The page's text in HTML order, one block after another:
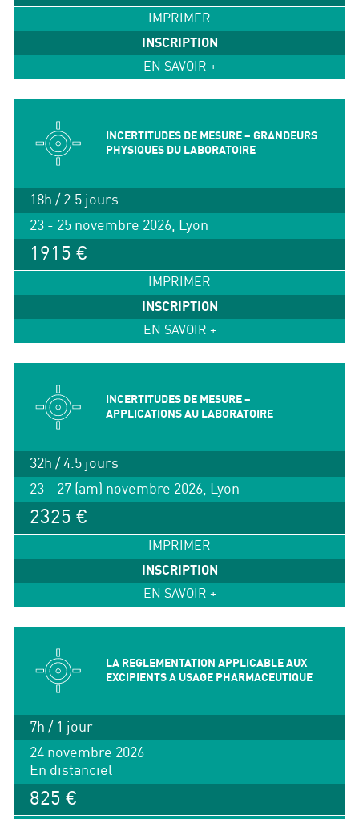
IMPRIMER
INSCRIPTION
EN SAVOIR +
INCERTITUDES DE MESURE – GRANDEURS
PHYSIQUES DU LABORATOIRE
18h / 2.5 jours
23 - 25 novembre 2026, Lyon
1915 €
IMPRIMER
INSCRIPTION
EN SAVOIR +
INCERTITUDES DE MESURE –
APPLICATIONS AU LABORATOIRE
32h / 4.5 jours
23 - 27 (am) novembre 2026, Lyon
2325 €
IMPRIMER
INSCRIPTION
EN SAVOIR +
LA REGLEMENTATION APPLICABLE AUX
EXCIPIENTS A USAGE PHARMACEUTIQUE
7h / 1 jour
24 novembre 2026
En distanciel
825 €